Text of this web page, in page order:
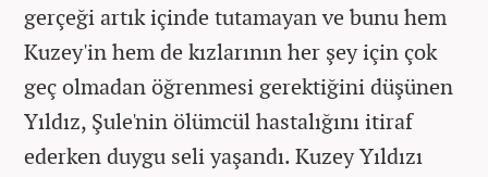
gerçeği artık içinde tutamayan ve bunu hem
Kuzey'in hem de kızlarının her şey için çok
geç olmadan öğrenmesi gerektiğini düşünen
Yıldız, Şule'nin ölümcül hastalığını itiraf
ederken duygu seli yaşandı. Kuzey Yıldızı